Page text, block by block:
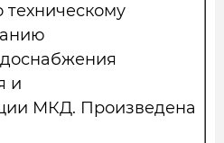
техническому
и
МКД. Произведена